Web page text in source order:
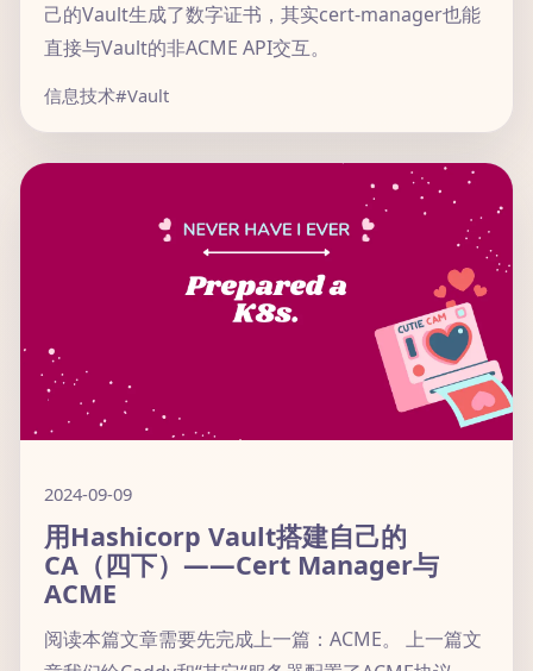
己的Vault生成了数字证书，其实cert-manager也能
直接与Vault的非ACME API交互。
信息技术#Vault
2024-09-09
用Hashicorp Vault搭建自己的
CA（四下）——Cert Manager与
ACME
阅读本篇文章需要先完成上一篇：ACME。 上一篇文